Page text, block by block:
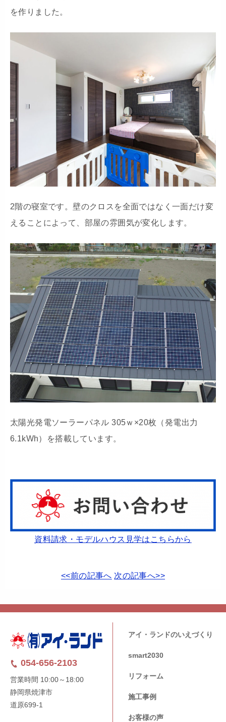
を作りました。
2階の寝室です。壁のクロスを全面ではなく一面だけ変
えることによって、部屋の雰囲気が変化します。
太陽光発電ソーラーパネル 305ｗ×20枚（発電出力
6.1kWh）を搭載しています。
資料請求・モデルハウス見学はこちらから
<<前の記事へ 次の記事へ>>
054-656-2103
営業時間 10:00～18:00
静岡県焼津市
道原699-1
アイ・ランドのいえづくり
smart2030
リフォーム
施工事例
お客様の声